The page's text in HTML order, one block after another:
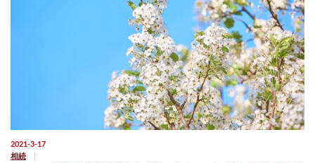
2021-3-17
相続